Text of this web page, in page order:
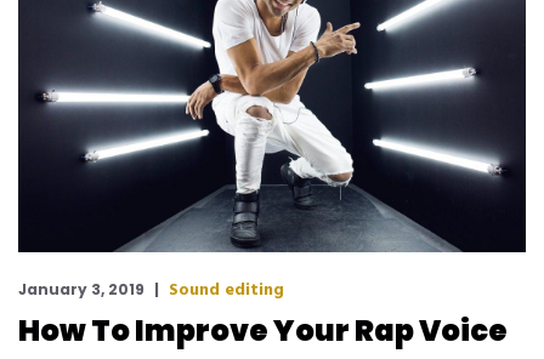
January 3, 2019 Sound editing
How To Improve Your Rap Voice